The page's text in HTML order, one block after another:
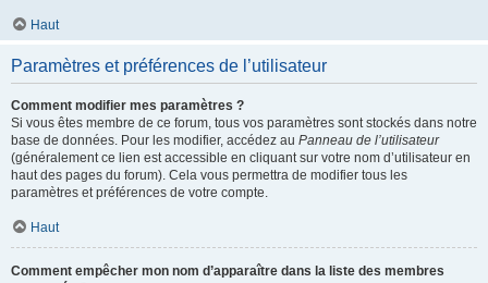
Haut
Paramètres et préférences de l’utilisateur
Comment modifier mes paramètres ?
Si vous êtes membre de ce forum, tous vos paramètres sont stockés dans notre
base de données. Pour les modifier, accédez au Panneau de l’utilisateur
(généralement ce lien est accessible en cliquant sur votre nom d’utilisateur en
haut des pages du forum). Cela vous permettra de modifier tous les
paramètres et préférences de votre compte.
Haut
Comment empêcher mon nom d’apparaître dans la liste des membres